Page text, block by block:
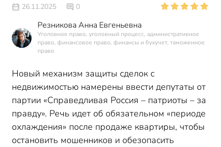
26.11.2025 0
Резникова Анна Евгеньевна
Уголовное право, уголовный процесс, административное
право, финансовое право, финансы и бухучет, таможенное
право
Новый механизм защиты сделок с
недвижимостью намерены ввести депутаты от
партии «Справедливая Россия – патриоты – за
правду». Речь идет об обязательном «периоде
охлаждения» после продаже квартиры, чтобы
остановить мошенников и обезопасить